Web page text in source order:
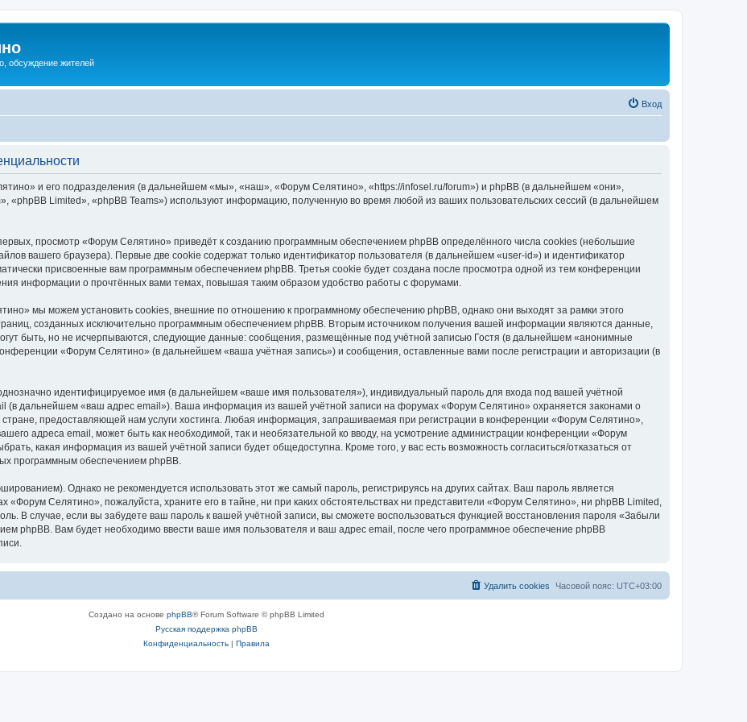
обсуждение жителей
Вход
и его подразделения (в дальнейшем «мы», «наш», «Форум Селятино», «https://infosel.ru/forum») и phpBB (в дальнейшем «они»,
«phpBB Limited», «phpBB Teams») используют информацию, полученную во время любой из ваших пользовательских сессий (в дальнейшем
просмотр «Форум Селятино» приведёт к созданию программным обеспечением phpBB определённого числа cookies (небольшие
вашего браузера). Первые две cookie содержат только идентификатор пользователя (в дальнейшем «user-id») и идентификатор
присвоенные вам программным обеспечением phpBB. Третья cookie будет создана после просмотра одной из тем конференции
информации о прочтённых вами темах, повышая таким образом удобство работы с форумами.
мы можем установить cookies, внешние по отношению к программному обеспечению phpBB, однако они выходят за рамки этого
созданных исключительно программным обеспечением phpBB. Вторым источником получения вашей информации являются данные,
быть, но не исчерпываются, следующие данные: сообщения, размещённые под учётной записью Гостя (в дальнейшем «анонимные
«Форум Селятино» (в дальнейшем «ваша учётная запись») и сообщения, оставленные вами после регистрации и авторизации (в
идентифицируемое имя (в дальнейшем «ваше имя пользователя»), индивидуальный пароль для входа под вашей учётной
(в дальнейшем «ваш адрес email»). Ваша информация из вашей учётной записи на форумах «Форум Селятино» охраняется законами о
предоставляющей нам услуги хостинга. Любая информация, запрашиваемая при регистрации в конференции «Форум Селятино»,
адреса email, может быть как необходимой, так и необязательной ко вводу, на усмотрение администрации конференции «Форум
какая информация из вашей учётной записи будет общедоступна. Кроме того, у вас есть возможность согласиться/отказаться от
программным обеспечением phpBB.
Однако не рекомендуется использовать этот же самый пароль, регистрируясь на других сайтах. Ваш пароль является
«Форум Селятино», пожалуйста, храните его в тайне, ни при каких обстоятельствах ни представители «Форум Селятино», ни phpBB Limited,
В случае, если вы забудете ваш пароль к вашей учётной записи, вы сможете воспользоваться функцией восстановления пароля «Забыли
phpBB. Вам будет необходимо ввести ваше имя пользователя и ваш адрес email, после чего программное обеспечение phpBB
Часовой пояс: UTC+03:00
Удалить cookies
Создано на основе phpBB® Forum Software © phpBB Limited
Русская поддержка phpBB
Конфиденциальность| Правила